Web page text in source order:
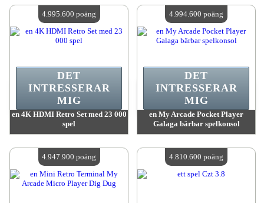
Antal tillgängliga:4
Antal tillgängliga:4
en 4K HDMI Retro Set med 23 000
spel
Antal tillgängliga:4
DET
INTRESSERAR
MIG
4.995.600 poäng
en My Arcade Pocket Player
Galaga bärbar spelkonsol
Antal tillgängliga:4
DET
INTRESSERAR
MIG
4.994.600 poäng
4.947.900 poäng 4.810.600 poäng